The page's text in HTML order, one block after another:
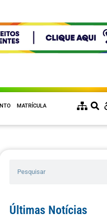
MATRÍCULA
Últimas Notícias